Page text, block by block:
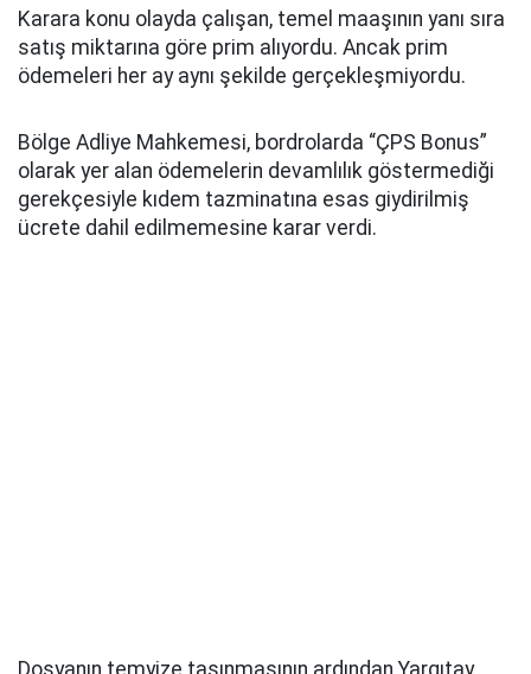
Karara konu olayda çalışan, temel maaşının yanı sıra
satış miktarına göre prim alıyordu. Ancak prim
ödemeleri her ay aynı şekilde gerçekleşmiyordu.
Bölge Adliye Mahkemesi, bordrolarda “ÇPS Bonus”
olarak yer alan ödemelerin devamlılık göstermediği
gerekçesiyle kıdem tazminatına esas giydirilmiş
ücrete dahil edilmemesine karar verdi.
Dosyanın temyize taşınmasının ardından Yargıtay